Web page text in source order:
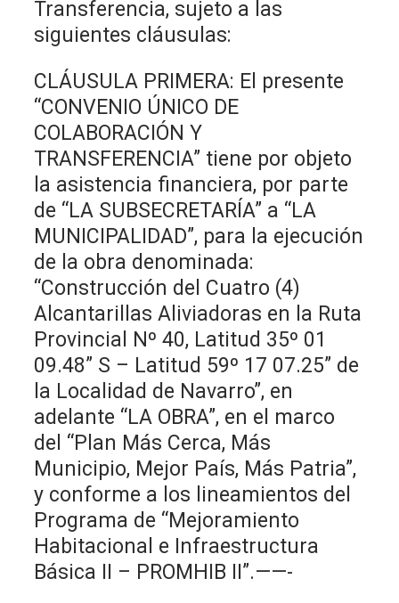
Transferencia, sujeto a las
siguientes cláusulas:
CLÁUSULA PRIMERA: El presente
“CONVENIO ÚNICO DE
COLABORACIÓN Y
TRANSFERENCIA” tiene por objeto
la asistencia financiera, por parte
de “LA SUBSECRETARÍA” a “LA
MUNICIPALIDAD”, para la ejecución
de la obra denominada:
“Construcción del Cuatro (4)
Alcantarillas Aliviadoras en la Ruta
Provincial Nº 40, Latitud 35º 01
09.48” S – Latitud 59º 17 07.25” de
la Localidad de Navarro”, en
adelante “LA OBRA”, en el marco
del “Plan Más Cerca, Más
Municipio, Mejor País, Más Patria”,
y conforme a los lineamientos del
Programa de “Mejoramiento
Habitacional e Infraestructura
Básica II – PROMHIB II”.——-